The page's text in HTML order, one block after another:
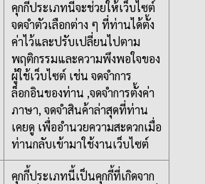
คุกกี้ประเภทนี้จะช่วยให้เว็บไซต์
จดจำตัวเลือกต่าง ๆ ที่ท่านได้ตั้ง
ค่าไว้และปรับเปลี่ยนไปตาม
พฤติกรรมและความพึงพอใจของ
ผู้ใช้เว็บไซต์ เช่น จดจำการ
ล็อกอินของท่าน ,จดจำการตั้งค่า
ภาษา, จดจำสินค้าล่าสุดที่ท่าน
เคยดู เพื่ออำนวยความสะดวกเมื่อ
ท่านกลับเข้ามาใช้งานเว็บไซต์
คุกกี้ประเภทนี้เป็นคุกกี้ที่เกิดจาก